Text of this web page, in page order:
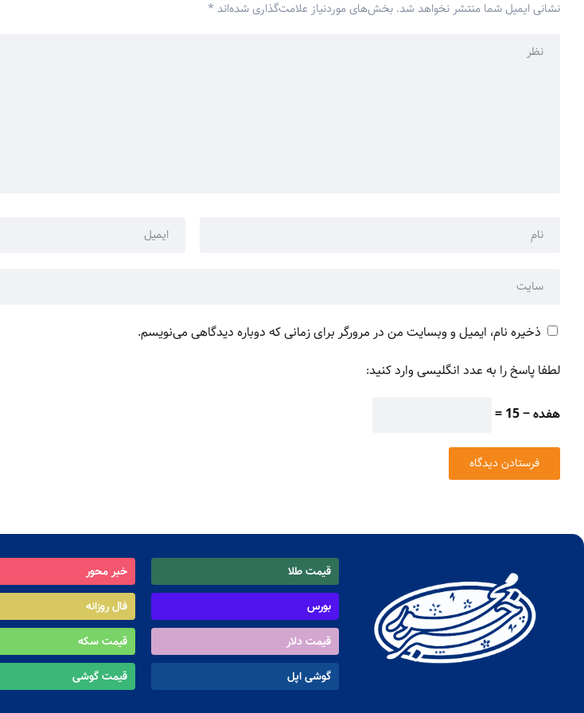
نشانی ایمیل شما منتشر نخواهد شد. بخش‌های موردنیاز علامت‌گذاری شده‌اند *
ذخیره نام، ایمیل و وبسایت من در مرورگر برای زمانی که دوباره دیدگاهی می‌نویسم.
لطفا پاسخ را به عدد انگلیسی وارد کنید:
هفده − 15 =
قیمت طلا خبر محور
بورس
فال روزانه
قیمت دلار
قیمت سکه
گوشی اپل
قیمت گوشی